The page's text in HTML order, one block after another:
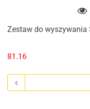
Zestaw do wyszywania
81.16